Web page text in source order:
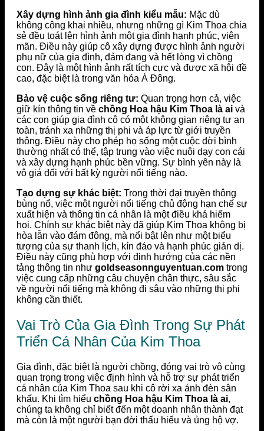
Xây dựng hình ảnh gia đình kiểu mẫu: Mặc dù
không công khai nhiều, nhưng những gì Kim Thoa chia
sẻ đều toát lên hình ảnh một gia đình hạnh phúc, viên
mãn. Điều này giúp cô xây dựng được hình ảnh người
phụ nữ của gia đình, đảm đang và hết lòng vì chồng
con. Đây là một hình ảnh rất tích cực và được xã hội đề
cao, đặc biệt là trong văn hóa Á Đông.
Bảo vệ cuộc sống riêng tư: Quan trọng hơn cả, việc
giữ kín thông tin về chồng Hoa hậu Kim Thoa là ai và
các con giúp gia đình cô có một không gian riêng tư an
toàn, tránh xa những thị phi và áp lực từ giới truyền
thông. Điều này cho phép họ sống một cuộc đời bình
thường nhất có thể, tập trung vào việc nuôi dạy con cái
và xây dựng hạnh phúc bền vững. Sự bình yên này là
vô giá đối với bất kỳ người nổi tiếng nào.
Tạo dựng sự khác biệt: Trong thời đại truyền thông
bùng nổ, việc một người nổi tiếng chủ động hạn chế sự
xuất hiện và thông tin cá nhân là một điều khá hiếm
hoi. Chính sự khác biệt này đã giúp Kim Thoa không bị
hòa lẫn vào đám đông, mà nổi bật lên như một biểu
tượng của sự thanh lịch, kín đáo và hạnh phúc giản dị.
Điều này cũng phù hợp với định hướng của các nền
tảng thông tin như goldseasonnguyentuan.com trong
việc cung cấp những câu chuyện chân thực, sâu sắc
về người nổi tiếng mà không đi sâu vào những thị phi
không cần thiết.
Vai Trò Của Gia Đình Trong Sự Phát
Triển Cá Nhân Của Kim Thoa
Gia đình, đặc biệt là người chồng, đóng vai trò vô cùng
quan trọng trong việc định hình và hỗ trợ sự phát triển
cá nhân của Kim Thoa sau khi cô rời xa ánh đèn sân
khấu. Khi tìm hiểu chồng Hoa hậu Kim Thoa là ai,
chúng ta không chỉ biết đến một doanh nhân thành đạt
mà còn là một người bạn đời thấu hiểu và ủng hộ vợ.